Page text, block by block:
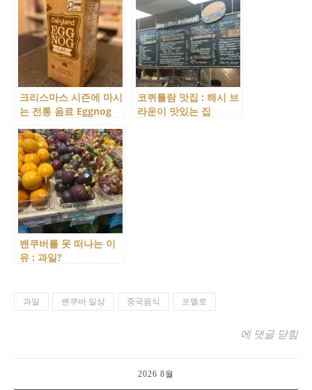
크리스마스 시즌에 마시
는 전통 음료 Eggnog
코퀴틀람 맛집 : 해시 브
라운이 맛있는 집
밴쿠버를 못 떠나는 이
유 : 과일?
과일 밴쿠버 일상 중국음식 포멜로
감귤류의 조상
에 댓글 닫힘
2026 8월